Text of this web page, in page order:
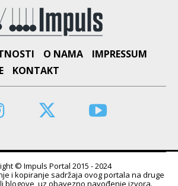
O NAMA
IMPRESSUM
KONTAKT
© Impuls Portal 2015 - 2024
i kopiranje sadržaja ovog portala na druge
blogove, uz obavezno navođenje izvora.